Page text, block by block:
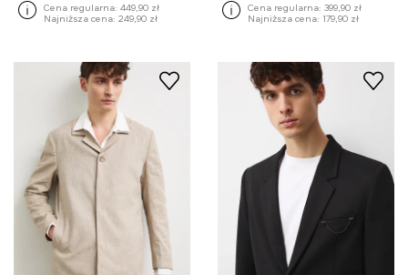
Cena regularna: 449,90 zł
Najniższa cena: 249,90 zł
Cena regularna: 399,90 zł
Najniższa cena: 179,90 zł